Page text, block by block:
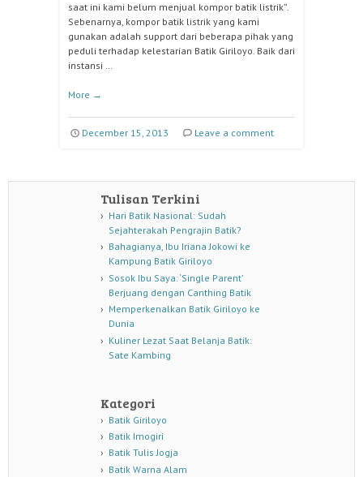
saat ini kami belum menjual kompor batik listrik”.
Sebenarnya, kompor batik listrik yang kami
gunakan adalah support dari beberapa pihak yang
peduli terhadap kelestarian Batik Giriloyo. Baik dari
instansi …
More →
December 15, 2013 Leave a comment
Tulisan Terkini
Hari Batik Nasional: Sudah
Sejahterakah Pengrajin Batik?
Bahagianya, Ibu Iriana Jokowi ke
Kampung Batik Giriloyo
Sosok Ibu Saya: ‘Single Parent’
Berjuang dengan Canthing Batik
Memperkenalkan Batik Giriloyo ke
Dunia
Kuliner Lezat Saat Belanja Batik:
Sate Kambing
Kategori
Batik Giriloyo
Batik Imogiri
Batik Tulis Jogja
Batik Warna Alam